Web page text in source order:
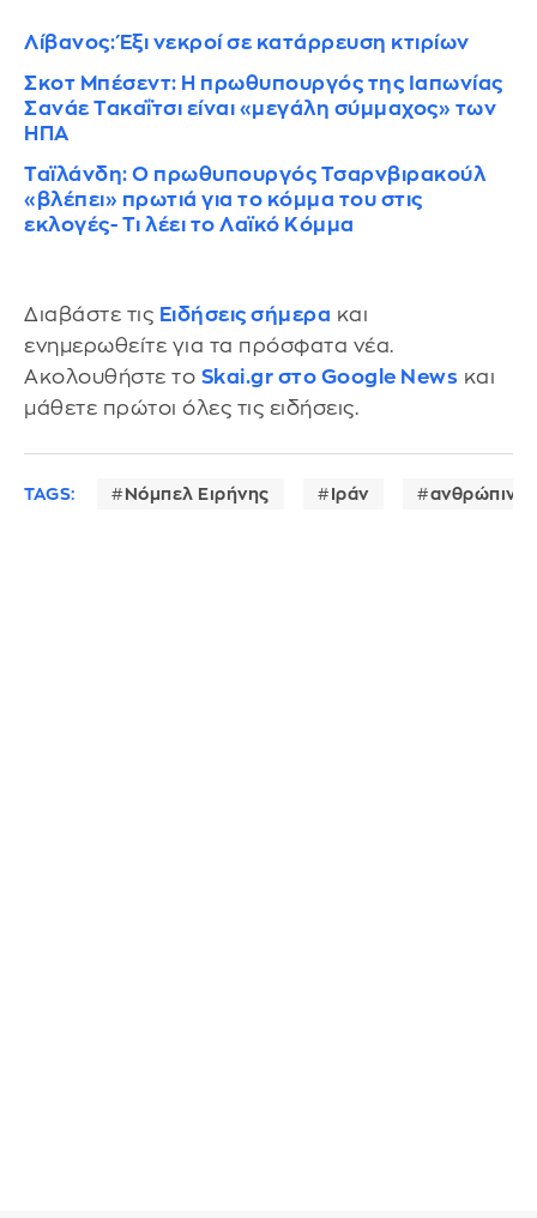
Λίβανος: Έξι νεκροί σε κατάρρευση κτιρίων
Σκοτ Μπέσεντ: Η πρωθυπουργός της Ιαπωνίας
Σανάε Τακαΐτσι είναι «μεγάλη σύμμαχος» των
ΗΠΑ
Ταϊλάνδη: Ο πρωθυπουργός Τσαρνβιρακούλ
«βλέπει» πρωτιά για το κόμμα του στις
εκλογές- Tι λέει το Λαϊκό Κόμμα
Διαβάστε τις Ειδήσεις σήμερα και
ενημερωθείτε για τα πρόσφατα νέα.
Ακολουθήστε το Skai.gr στο Google News και
μάθετε πρώτοι όλες τις ειδήσεις.
TAGS: Νόμπελ Ειρήνης Ιράν ανθρώπινα